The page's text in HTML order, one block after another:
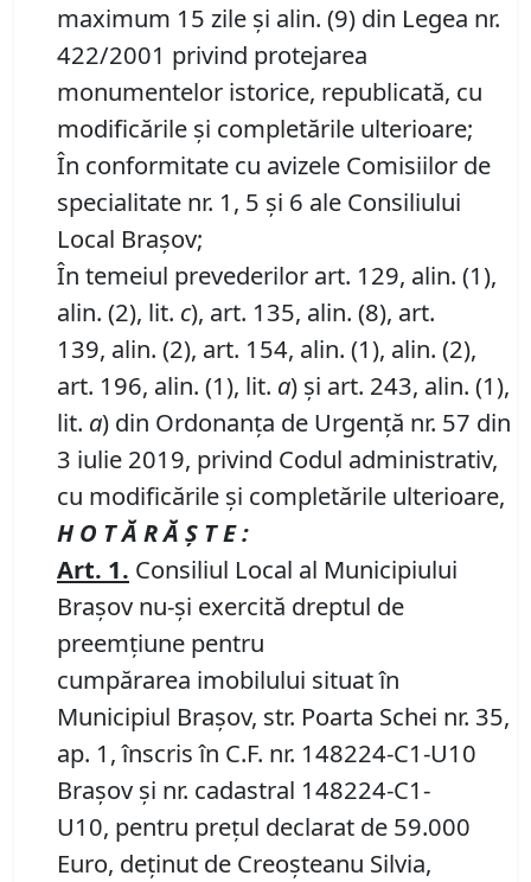
maximum 15 zile şi alin. (9) din Legea nr.
422/2001 privind protejarea
monumentelor istorice, republicată, cu
modificările şi completările ulterioare;
În conformitate cu avizele Comisiilor de
specialitate nr. 1, 5 și 6 ale Consiliului
Local Brașov;
În temeiul prevederilor art. 129, alin. (1),
alin. (2), lit. c), art. 135, alin. (8), art.
139, alin. (2), art. 154, alin. (1), alin. (2),
art. 196, alin. (1), lit. a) și art. 243, alin. (1),
lit. a) din Ordonanța de Urgență nr. 57 din
3 iulie 2019, privind Codul administrativ,
cu modificările și completările ulterioare,
H O T Ă R Ă Ş T E :
Art. 1. Consiliul Local al Municipiului
Braşov nu-și exercită dreptul de
preemţiune pentru
cumpărarea imobilului situat în
Municipiul Braşov, str. Poarta Schei nr. 35,
ap. 1, înscris în C.F. nr. 148224-C1-U10
Brașov și nr. cadastral 148224-C1-
U10, pentru preţul declarat de 59.000
Euro, deținut de Creoșteanu Silvia,